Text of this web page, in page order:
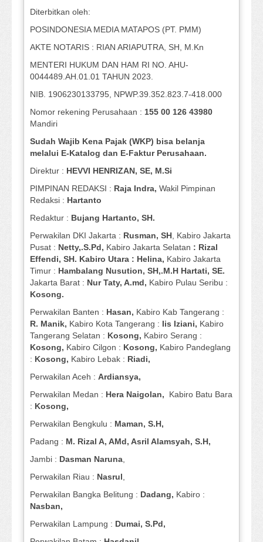
Diterbitkan oleh:
POSINDONESIA MEDIA MATAPOS (PT. PMM)
AKTE NOTARIS : RIAN ARIAPUTRA, SH, M.Kn
MENTERI HUKUM DAN HAM RI NO. AHU-
0044489.AH.01.01 TAHUN 2023.
NIB. 1906230133795, NPWP.39.352.823.7-418.000
Nomor rekening Perusahaan : 155 00 126 43980
Mandiri
Sudah Wajib Kena Pajak (WKP) bisa belanja
melalui E-Katalog dan E-Faktur Perusahaan.
Direktur : HEVVI HENRIZAN, SE, M.Si
PIMPINAN REDAKSI : Raja Indra, Wakil Pimpinan
Redaksi : Hartanto
Redaktur : Bujang Hartanto, SH.
Perwakilan DKI Jakarta : Rusman, SH, Kabiro Jakarta
Pusat : Netty,.S.Pd, Kabiro Jakarta Selatan : Rizal
Effendi, SH. Kabiro Utara : Helina, Kabiro Jakarta
Timur : Hambalang Nusution, SH,.M.H Hartati, SE.
Jakarta Barat : Nur Taty, A.md, Kabiro Pulau Seribu :
Kosong.
Perwakilan Banten : Hasan, Kabiro Kab Tangerang :
R. Manik, Kabiro Kota Tangerang : Iis Iziani, Kabiro
Tangerang Selatan : Kosong, Kabiro Serang :
Kosong, Kabiro Cilgon : Kosong, Kabiro Pandeglang
: Kosong, Kabiro Lebak : Riadi,
Perwakilan Aceh : Ardiansya,
Perwakilan Medan : Hera Naigolan, Kabiro Batu Bara
: Kosong,
Perwakilan Bengkulu : Maman, S.H,
Padang : M. Rizal A, AMd, Asril Alamsyah, S.H,
Jambi : Dasman Naruna,
Perwakilan Riau : Nasrul,
Perwakilan Bangka Belitung : Dadang, Kabiro :
Nasban,
Perwakilan Lampung : Dumai, S.Pd,